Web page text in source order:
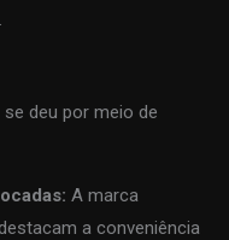
deu por meio de
A marca
a conveniência